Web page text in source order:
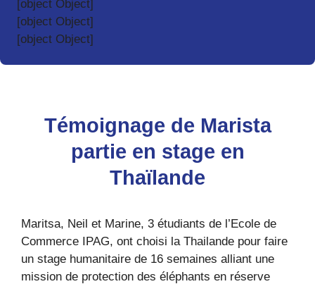
[object Object]
[object Object]
[object Object]
Témoignage de Marista
partie en stage en
Thaïlande
Maritsa, Neil et Marine, 3 étudiants de l’Ecole de
Commerce IPAG, ont choisi la Thailande pour faire
un stage humanitaire de 16 semaines alliant une
mission de protection des éléphants en réserve